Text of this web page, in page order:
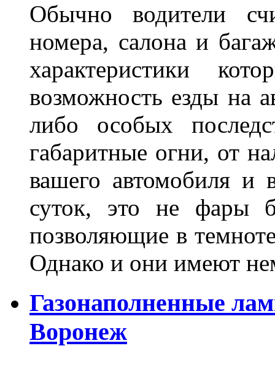
Обычно водители
номера, салона и
характеристики
возможность езды на
либо особых
габаритные огни, от
вашего автомобиля и
суток, это не фары
позволяющие в
Однако и они имеют
Газонаполненные
Воронеж